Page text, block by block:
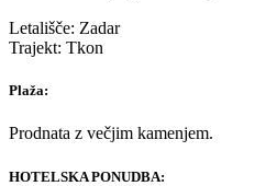
Letališče: Zadar
Trajekt: Tkon
Plaža:
Prodnata z večjim kamenjem.
HOTELSKA PONUDBA: